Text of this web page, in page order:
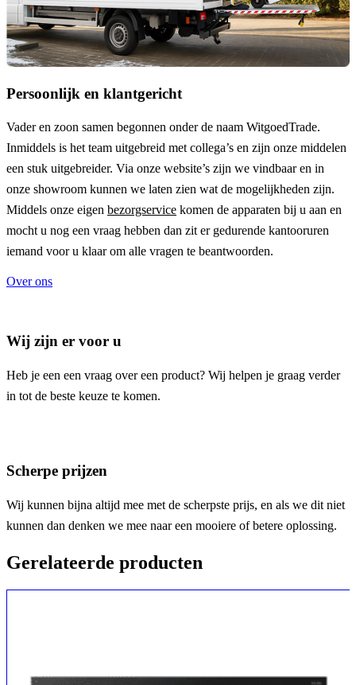
Persoonlijk en klantgericht
Vader en zoon samen begonnen onder de naam WitgoedTrade.
Inmiddels is het team uitgebreid met collega’s en zijn onze middelen
een stuk uitgebreider. Via onze website’s zijn we vindbaar en in
onze showroom kunnen we laten zien wat de mogelijkheden zijn.
Middels onze eigen bezorgservice komen de apparaten bij u aan en
mocht u nog een vraag hebben dan zit er gedurende kantooruren
iemand voor u klaar om alle vragen te beantwoorden.
Over ons
Wij zijn er voor u
Heb je een een vraag over een product? Wij helpen je graag verder
in tot de beste keuze te komen.
Scherpe prijzen
Wij kunnen bijna altijd mee met de scherpste prijs, en als we dit niet
kunnen dan denken we mee naar een mooiere of betere oplossing.
Gerelateerde producten